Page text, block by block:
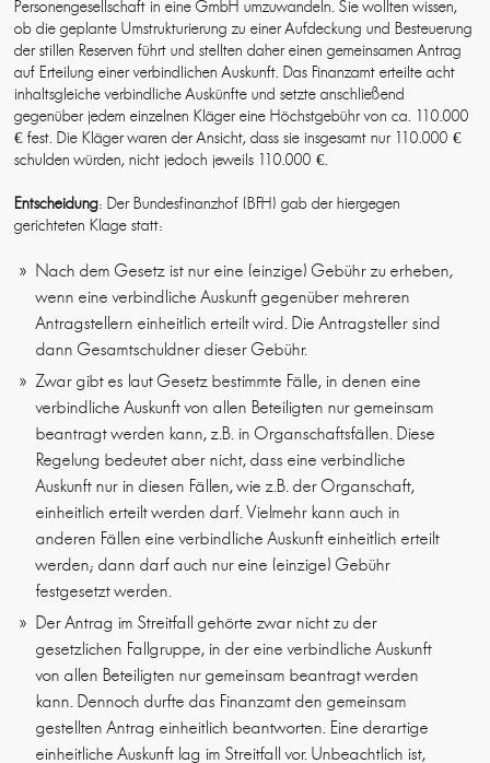
Personengesellschaft in eine GmbH umzuwandeln. Sie wollten wissen,
ob die geplante Umstrukturierung zu einer Aufdeckung und Besteuerung
der stillen Reserven führt und stellten daher einen gemeinsamen Antrag
auf Erteilung einer verbindlichen Auskunft. Das Finanzamt erteilte acht
inhaltsgleiche verbindliche Auskünfte und setzte anschließend
gegenüber jedem einzelnen Kläger eine Höchstgebühr von ca. 110.000
€ fest. Die Kläger waren der Ansicht, dass sie insgesamt nur 110.000 €
schulden würden, nicht jedoch jeweils 110.000 €.
Entscheidung: Der Bundesfinanzhof (BFH) gab der hiergegen
gerichteten Klage statt:
Nach dem Gesetz ist nur eine (einzige) Gebühr zu erheben,
wenn eine verbindliche Auskunft gegenüber mehreren
Antragstellern einheitlich erteilt wird. Die Antragsteller sind
dann Gesamtschuldner dieser Gebühr.
Zwar gibt es laut Gesetz bestimmte Fälle, in denen eine
verbindliche Auskunft von allen Beteiligten nur gemeinsam
beantragt werden kann, z.B. in Organschaftsfällen. Diese
Regelung bedeutet aber nicht, dass eine verbindliche
Auskunft nur in diesen Fällen, wie z.B. der Organschaft,
einheitlich erteilt werden darf. Vielmehr kann auch in
anderen Fällen eine verbindliche Auskunft einheitlich erteilt
werden; dann darf auch nur eine (einzige) Gebühr
festgesetzt werden.
Der Antrag im Streitfall gehörte zwar nicht zu der
gesetzlichen Fallgruppe, in der eine verbindliche Auskunft
von allen Beteiligten nur gemeinsam beantragt werden
kann. Dennoch durfte das Finanzamt den gemeinsam
gestellten Antrag einheitlich beantworten. Eine derartige
einheitliche Auskunft lag im Streitfall vor. Unbeachtlich ist,